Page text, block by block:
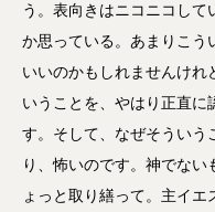
う。表向きはニコニコして
か思っている。あまりこう
いいのかもしれませんけれ
いうことを、やはり正直に
す。そして、なぜそういう
り、怖いのです。神でな
ょっと取り繕って。主イ